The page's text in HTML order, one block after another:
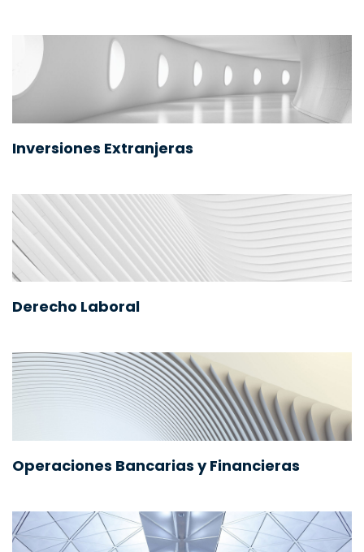
Inversiones Extranjeras
Derecho Laboral
Operaciones Bancarias y Financieras